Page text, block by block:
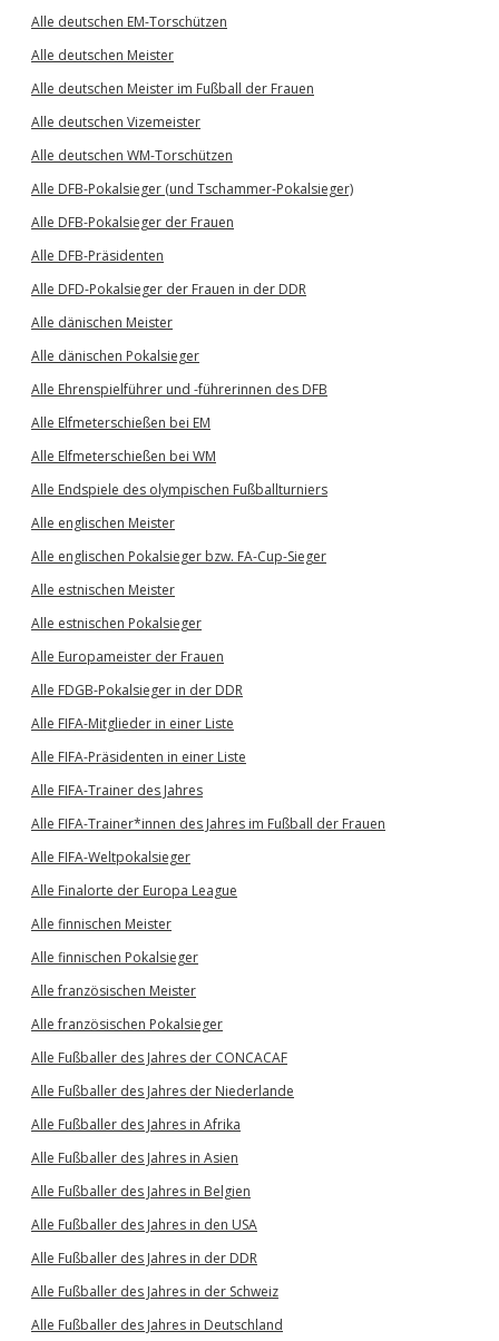
Alle deutschen EM-Torschützen
Alle deutschen Meister
Alle deutschen Meister im Fußball der Frauen
Alle deutschen Vizemeister
Alle deutschen WM-Torschützen
Alle DFB-Pokalsieger (und Tschammer-Pokalsieger)
Alle DFB-Pokalsieger der Frauen
Alle DFB-Präsidenten
Alle DFD-Pokalsieger der Frauen in der DDR
Alle dänischen Meister
Alle dänischen Pokalsieger
Alle Ehrenspielführer und -führerinnen des DFB
Alle Elfmeterschießen bei EM
Alle Elfmeterschießen bei WM
Alle Endspiele des olympischen Fußballturniers
Alle englischen Meister
Alle englischen Pokalsieger bzw. FA-Cup-Sieger
Alle estnischen Meister
Alle estnischen Pokalsieger
Alle Europameister der Frauen
Alle FDGB-Pokalsieger in der DDR
Alle FIFA-Mitglieder in einer Liste
Alle FIFA-Präsidenten in einer Liste
Alle FIFA-Trainer des Jahres
Alle FIFA-Trainer*innen des Jahres im Fußball der Frauen
Alle FIFA-Weltpokalsieger
Alle Finalorte der Europa League
Alle finnischen Meister
Alle finnischen Pokalsieger
Alle französischen Meister
Alle französischen Pokalsieger
Alle Fußballer des Jahres der CONCACAF
Alle Fußballer des Jahres der Niederlande
Alle Fußballer des Jahres in Afrika
Alle Fußballer des Jahres in Asien
Alle Fußballer des Jahres in Belgien
Alle Fußballer des Jahres in den USA
Alle Fußballer des Jahres in der DDR
Alle Fußballer des Jahres in der Schweiz
Alle Fußballer des Jahres in Deutschland